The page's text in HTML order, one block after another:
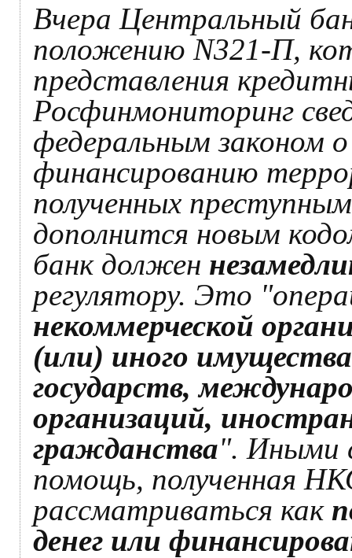
Вчера Центральный
положению N321-П,
представления
Росфинмониторинг
федеральным законом
финансированию
полученных
дополнится новым
банк должен
регулятору. Это
некоммерческой
(или) иного
государств,
организаций,
гражданства". Иными
помощь, полученная
рассматриваться как
денег или